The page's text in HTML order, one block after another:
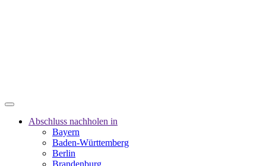
Abschluss nachholen in
Bayern
Baden-Württemberg
Berlin
Brandenburg